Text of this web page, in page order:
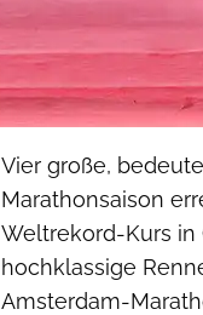
Vier große,
Marathonsaison
Weltrekord-Kurs in
hochklassige
Amsterdam-